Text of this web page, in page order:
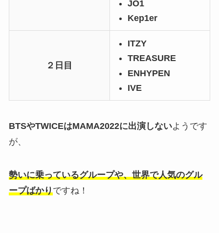
JO1
Kep1er
２日目
ITZY
TREASURE
ENHYPEN
IVE
BTSやTWICEはMAMA2022に出演しないようです
が、
勢いに乗っているグループや、世界で人気のグル
ープばかりですね！